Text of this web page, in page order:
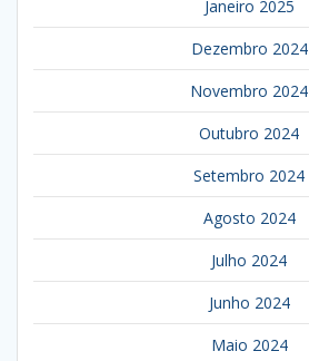
Janeiro 2025
Dezembro 2024
Novembro 2024
Outubro 2024
Setembro 2024
Agosto 2024
Julho 2024
Junho 2024
Maio 2024